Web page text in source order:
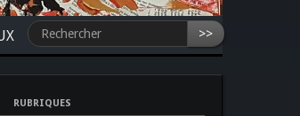
>>
RUBRIQUES